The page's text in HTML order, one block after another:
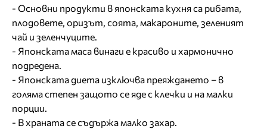
- Основни продукти в японската кухня са рибата,
плодовете, оризът, соята, макароните, зеленият
чай и зеленчуците.
- Японската маса винаги е красиво и хармонично
подредена.
- Японската диета изключва преяждането – в
голяма степен защото се яде с клечки и на малки
порции.
- В храната се съдържа малко захар.